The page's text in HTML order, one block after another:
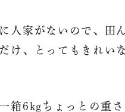
人家がないので、田
け、とってもきれい
箱6kgちょっとの重